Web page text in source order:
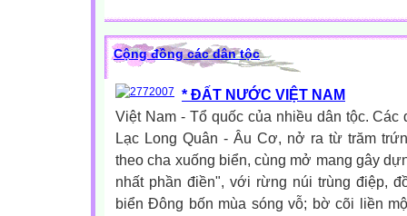
Cộng đồng các dân tộc
* ĐẤT NƯỚC VIỆT NAM
Việt Nam - Tổ quốc của nhiều dân tộc. Các
Lạc Long Quân - Âu Cơ, nở ra từ trăm
theo cha xuống biển, cùng mở mang gây
nhất phần điền", với rừng núi trùng điệp,
biển Đông bốn mùa sóng vỗ; bờ cõi liền